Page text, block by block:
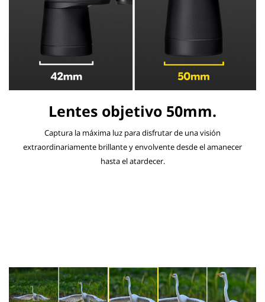
Lentes objetivo 50mm.
Captura la máxima luz para disfrutar de una visión
extraordinariamente brillante y envolvente desde el amanecer
hasta el atardecer.